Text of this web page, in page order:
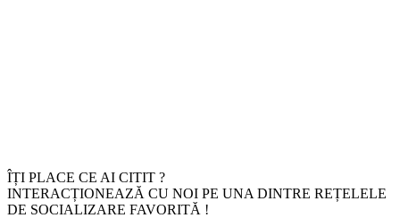
ÎȚI PLACE CE AI CITIT ?
INTERACȚIONEAZĂ CU NOI PE UNA DINTRE REȚELELE
DE SOCIALIZARE FAVORITĂ !